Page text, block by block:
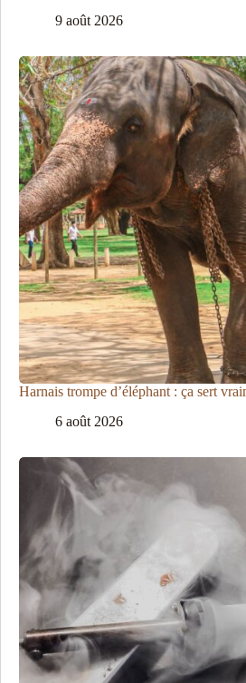
9 août 2026
Harnais trompe d’éléphant : ça sert
6 août 2026